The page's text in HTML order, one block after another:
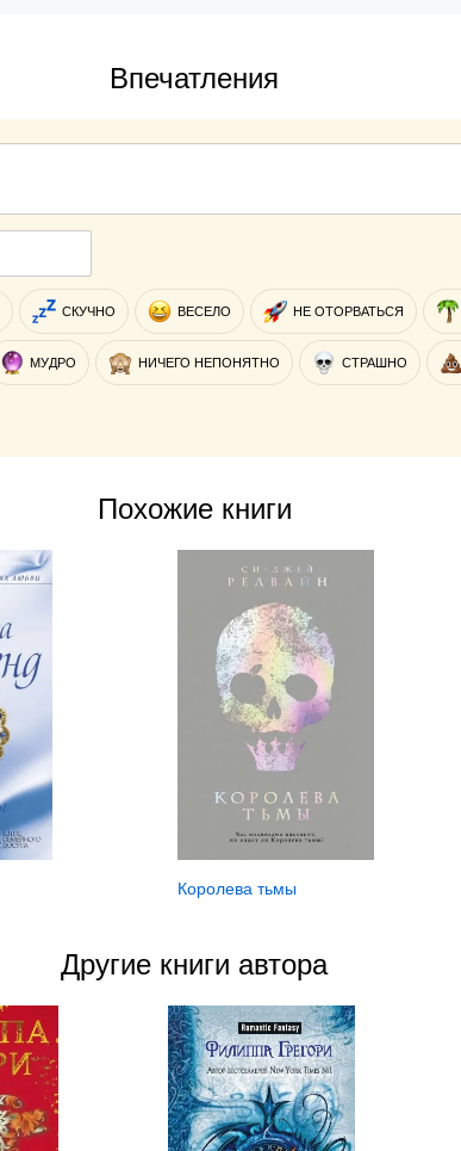
Впечатления
СКУЧНО ВЕСЕЛО НЕ ОТОРВАТЬСЯ
МУДРО НИЧЕГО НЕПОНЯТНО СТРАШНО
Похожие книги
Королева тьмы
Другие книги автора